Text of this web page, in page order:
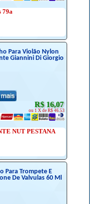
79a
Para Violão Nylon
Giannini Di Giorgio
R$ 16,07
ou 1 X de R$ 46.53
NUT PESTANA
Para Trompete E
De Valvulas 60 Ml